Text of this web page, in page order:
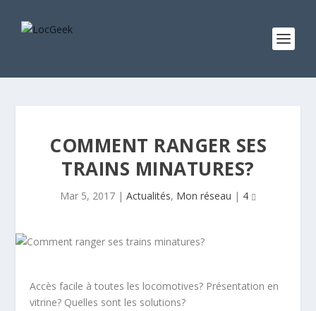
COMMENT RANGER SES
TRAINS MINATURES?
Mar 5, 2017 | Actualités, Mon réseau | 4
Accès facile à toutes les locomotives? Présentation en
vitrine? Quelles sont les solutions?